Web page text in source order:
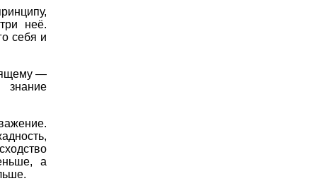
неё.
себя и
—
знание
а